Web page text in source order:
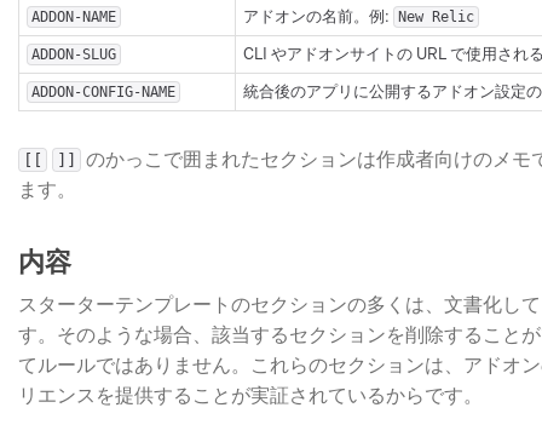
​ADDON-NAME ​アドオンの名前。例: ​ ​New Relic
​ADDON-SLUG ​CLI やアドオンサイトの URL で使用され
​ADDON-CONFIG-NAME 統合後のアプリに公開するアドオン設定
[[ ]]
のかっこで囲まれたセクションは作成者向けのメ
ます。
内容
スターターテンプレートのセクションの多くは、文書化し
す。そのような場合、該当するセクションを削除すること
てルールではありません。これらのセクションは、アドオ
リエンスを提供することが実証されているからです。